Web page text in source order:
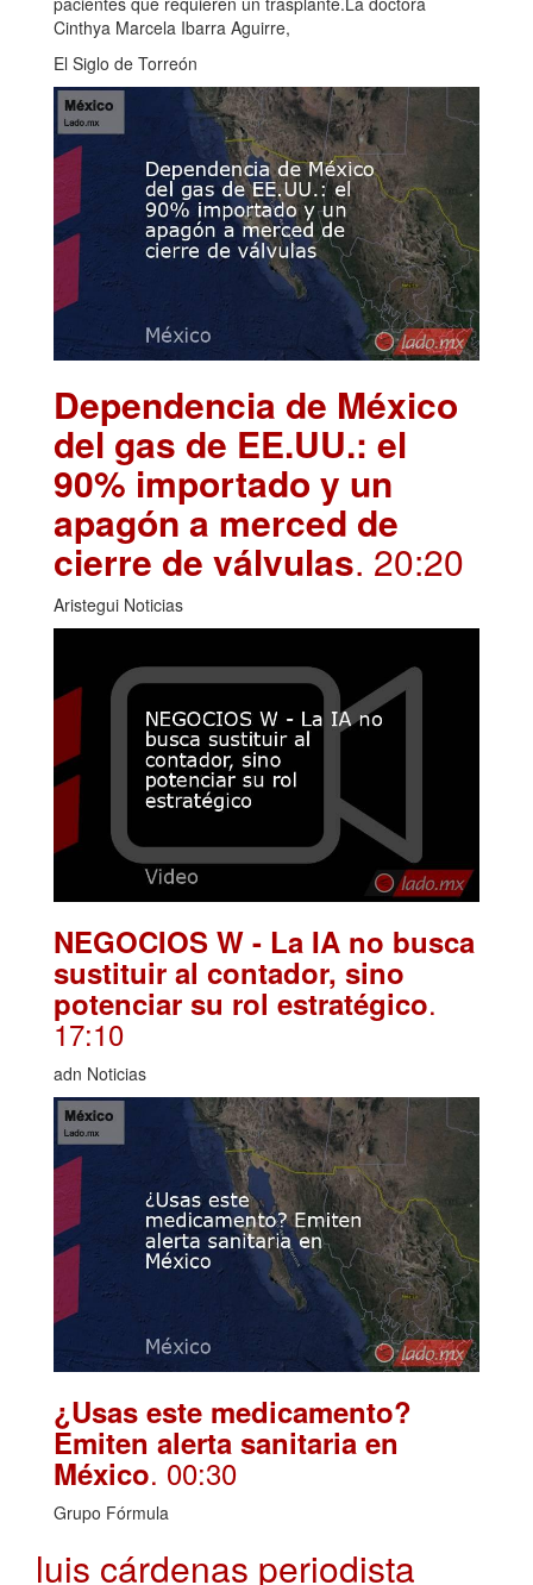
Cinthya Marcela Ibarra Aguirre,
El Siglo de Torreón
Dependencia de México
del gas de EE.UU.: el
90% importado y un
apagón a merced de
cierre de válvulas. 20:20
Aristegui Noticias
NEGOCIOS W - La IA no busca
sustituir al contador, sino
potenciar su rol estratégico.
17:10
adn Noticias
¿Usas este medicamento?
Emiten alerta sanitaria en
México. 00:30
Grupo Fórmula
luis cárdenas periodista